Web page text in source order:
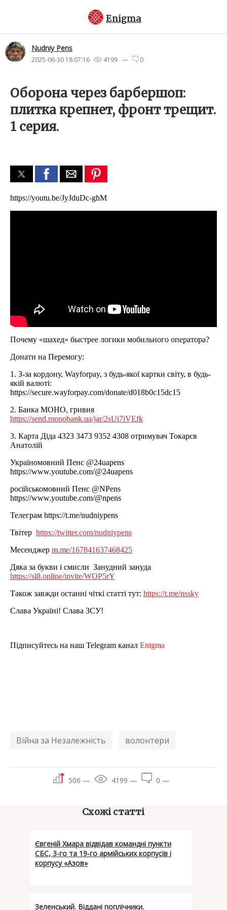
Enigma
Nudniy Pens
2025-06-30 18:07:16 4199 — 0
Оборона через барбершоп:
плитка крепнет, фронт трещит.
1 серия.
https://youtu.be/JyJduDc-ghM
Почему «шахед» быстрее логики мобильного оператора?
Донати на Перемогу:
1. З-за кордону, Wayforpay, з будь-якої картки світу, в будь-
якій валюті:
https://secure.wayforpay.com/donate/d018b0c15dc15
2. Банка МОНО, гривня
https://send.monobank.ua/jar/2sUi7iVEfk
3. Карта Діда 4323 3473 9352 4308 отримувач Токарєв
Анатолій
Україномовний Пенс @24uapens
https://www.youtube.com/@24uapens
російськомовний Пенс @NPens
https://www.youtube.com/@npens
Телеграм https://t.me/nudniypens
Твітер https://twitter.com/nudniypens
Месенджер m.me/167841637468425
Дяка за букви і смисли Занудний зануда
https://sl8.online/invite/WOP5rY
Також завжди останні чіткі статті тут: https://t.me/nssky
Слава Україні! Слава ЗСУ!
Підписуйтесь на наш Telegram канал Enigma
Війна за Незалежність волонтери
506 — 4199 — 0 —
Схожі статті
Євгеній Хмара відвідав командні пункти
СБС, 3-го та 19-го армійських корпусів і
корпусу «Азов»
Зеленський. Віддані поплічники.